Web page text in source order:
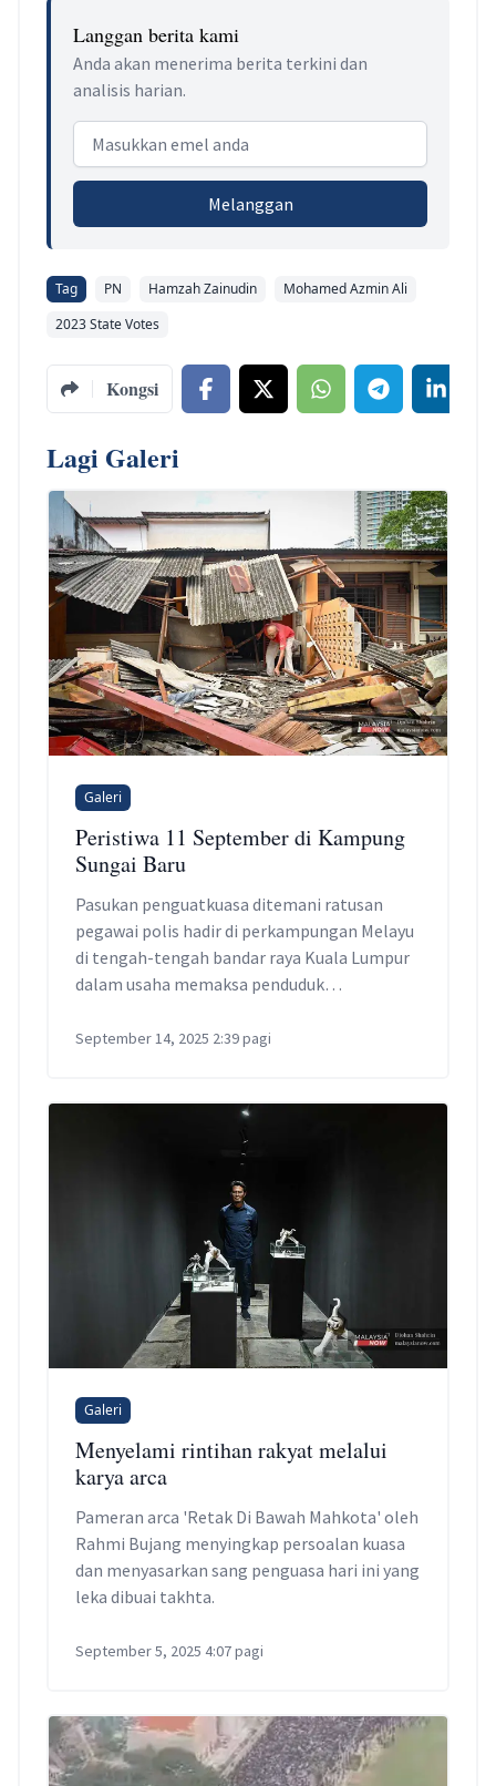
Langgan berita kami
Anda akan menerima berita terkini dan
analisis harian.
Email address
Melanggan
Tag PN Hamzah Zainudin
Mohamed Azmin Ali
2023 State Votes
Kongsi
Lagi Galeri
Galeri
Peristiwa 11 September di Kampung
Sungai Baru
Pasukan penguatkuasa ditemani ratusan
pegawai polis hadir di perkampungan Melayu
di tengah-tengah bandar raya Kuala Lumpur
dalam usaha memaksa penduduk
September 14, 2025 2:39 pagi
Galeri
Menyelami rintihan rakyat melalui
karya arca
Pameran arca 'Retak Di Bawah Mahkota' oleh
Rahmi Bujang menyingkap persoalan kuasa
dan menyasarkan sang penguasa hari ini yang
leka dibuai takhta.
September 5, 2025 4:07 pagi